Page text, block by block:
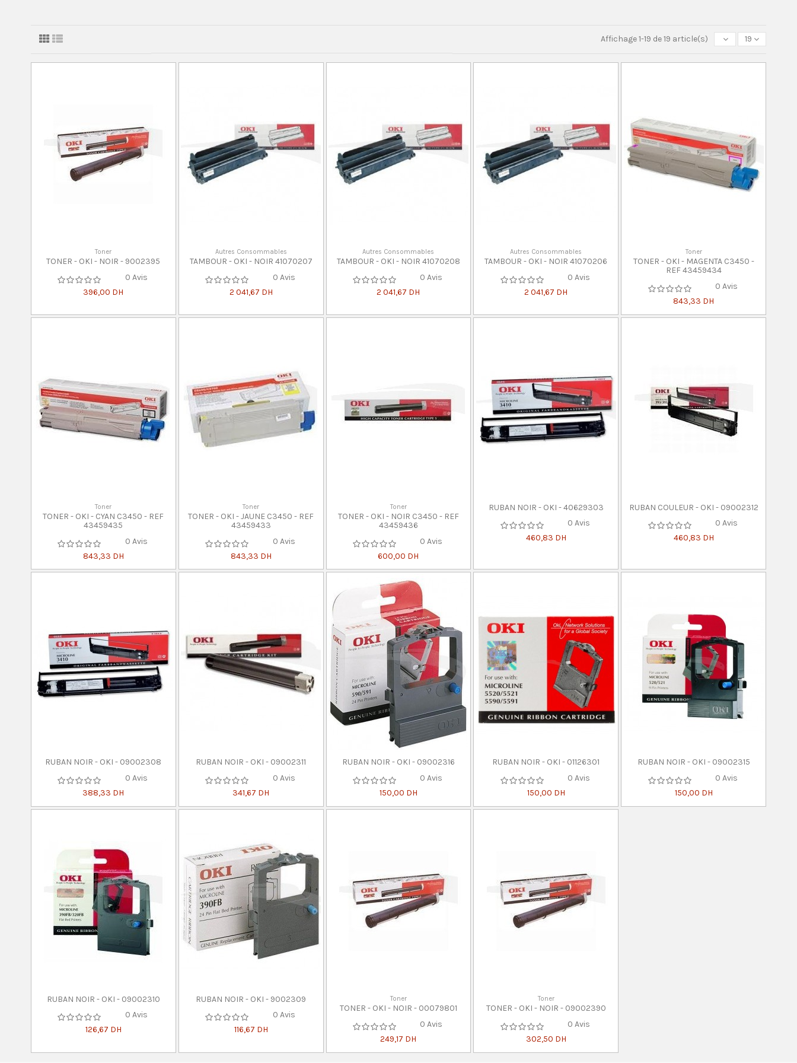
Affichage 1-19 de 19 article(s) 19
Toner
TONER - OKI - NOIR - 9002395
0 Avis
396,00 DH
Autres Consommables
TAMBOUR - OKI - NOIR 41070207
0 Avis
2 041,67 DH
Autres Consommables
TAMBOUR - OKI - NOIR 41070208
0 Avis
2 041,67 DH
Autres Consommables
TAMBOUR - OKI - NOIR 41070206
0 Avis
2 041,67 DH
Toner
TONER - OKI - MAGENTA C3450 -
REF 43459434
0 Avis
843,33 DH
Toner
TONER - OKI - CYAN C3450 - REF
43459435
0 Avis
843,33 DH
Toner
TONER - OKI - JAUNE C3450 - REF
43459433
0 Avis
843,33 DH
Toner
TONER - OKI - NOIR C3450 - REF
43459436
0 Avis
600,00 DH
RUBAN NOIR - OKI - 40629303
0 Avis
460,83 DH
RUBAN COULEUR - OKI - 09002312
0 Avis
460,83 DH
RUBAN NOIR - OKI - 09002308
0 Avis
388,33 DH
RUBAN NOIR - OKI - 09002311
0 Avis
341,67 DH
RUBAN NOIR - OKI - 09002316
0 Avis
150,00 DH
RUBAN NOIR - OKI - 01126301
0 Avis
150,00 DH
RUBAN NOIR - OKI - 09002315
0 Avis
150,00 DH
RUBAN NOIR - OKI - 09002310
0 Avis
126,67 DH
RUBAN NOIR - OKI - 9002309
0 Avis
116,67 DH
Toner
TONER - OKI - NOIR - 00079801
0 Avis
249,17 DH
Toner
TONER - OKI - NOIR - 09002390
0 Avis
302,50 DH